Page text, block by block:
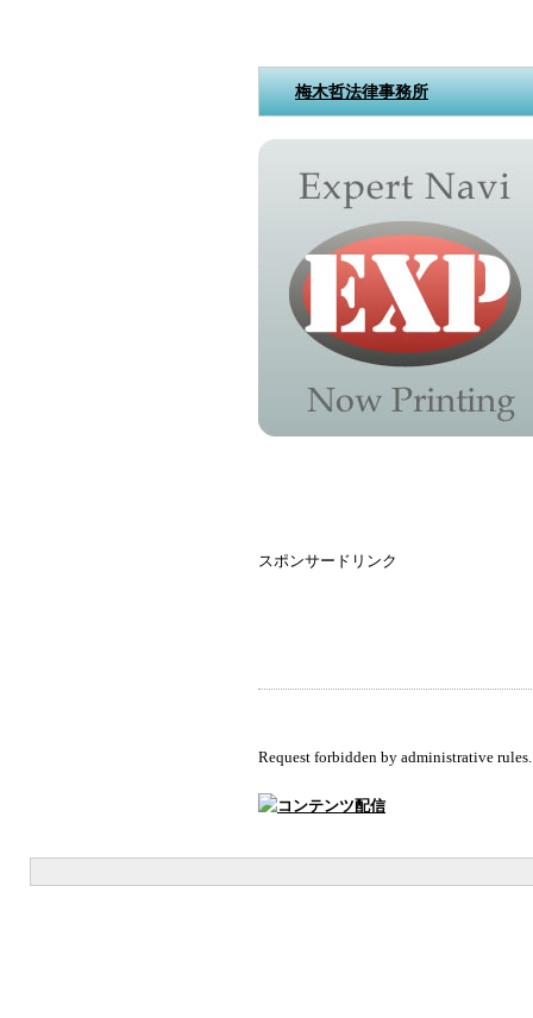
梅木哲法律事務所
スポンサードリンク
Request forbidden by administrative rules.